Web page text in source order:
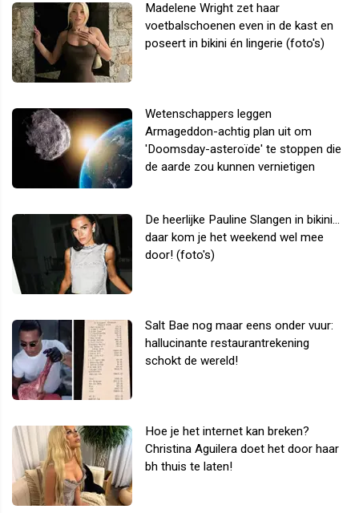
Madelene Wright zet haar
voetbalschoenen even in de kast en
poseert in bikini én lingerie (foto's)
Wetenschappers leggen
Armageddon-achtig plan uit om
'Doomsday-asteroïde' te stoppen die
de aarde zou kunnen vernietigen
De heerlijke Pauline Slangen in bikini...
daar kom je het weekend wel mee
door! (foto's)
Salt Bae nog maar eens onder vuur:
hallucinante restaurantrekening
schokt de wereld!
Hoe je het internet kan breken?
Christina Aguilera doet het door haar
bh thuis te laten!